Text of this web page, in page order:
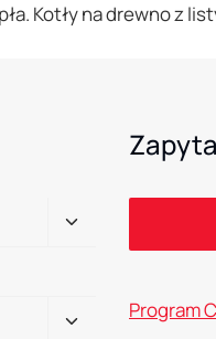
Kotły na drewno z
Przełącz
PrzełączProgram